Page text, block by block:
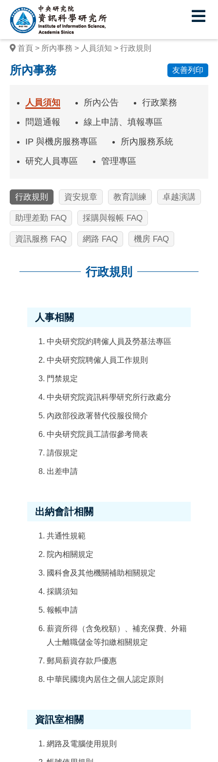
中
央
研
究
院
學
研
所
首頁 所內事務 人員須知 行政規則
所內事務 友善列印
人員須知 所內公告
行政業務
問題通報
線上申請、填報專區
IP 與機房服務專區
所內服務系統
研究人員專區
管理專區
行政規則 資安規章 教育訓練 卓越演講
助理差勤 FAQ 採購與報帳 FAQ
資訊服務 FAQ 網路 FAQ 機房 FAQ
行政規則
人事相關
中央研究院約聘僱人員及勞基法專區
中央研究院聘僱人員工作規則
門禁規定
中央研究院資訊科學研究所行政處分
內政部役政署替代役服役簡介
中央研究院員工請假參考簡表
請假規定
出差申請
出納會計相關
共通性規範
院內相關規定
國科會及其他機關補助相關規定
採購須知
報帳申請
薪資所得（含免稅額）、補充保費、外籍
人士離職儲金等扣繳相關規定
郵局薪資存款戶優惠
中華民國境內居住之個人認定原則
資訊室相關
網路及電腦使用規則